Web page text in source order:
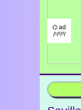
⌬ ad
/¹/²/³/